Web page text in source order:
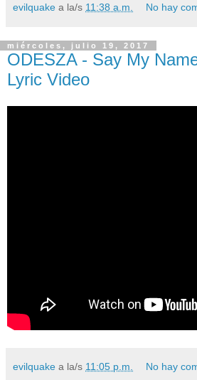
evilquake a la/s 11:38 a.m. No hay
miércoles, julio 19, 2017
ODESZA - Say My
Lyric Video
evilquake a la/s 11:05 p.m. No hay